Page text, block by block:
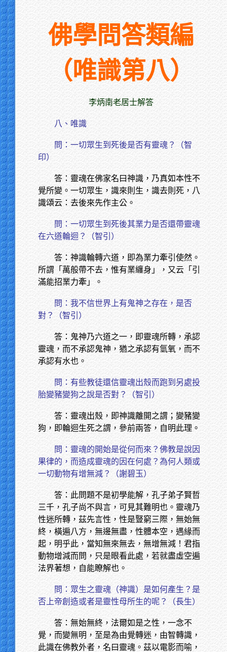
佛學問答類編
（唯識第八）
李炳南老居士解答
八、唯識
問：一切眾生到死後是否有靈魂？（智
印）
答：靈魂在佛家名曰神識，乃真如本性不
覺所變。一切眾生，識來則生，識去則死，八
識頌云：去後來先作主公。
問：一切眾生到死後其業力是否還帶靈魂
在六道輪迴？（智引）
答：神識輪轉六道，即為業力牽引使然。
所謂「萬般帶不去，惟有業纏身」，又云「引
滿能招業力牽」。
問：我不信世界上有鬼神之存在，是否
對？（智引）
答：鬼神乃六道之一，即靈魂所轉，承認
靈魂，而不承認鬼神，猶之承認有氫氧，而不
承認有水也。
問：有些教徒還信靈魂出殼而跑到另處投
胎變豬變狗之說是否對？（智引）
答：靈魂出殼，即神識離開之謂；變豬變
狗，即輪迴生死之謂，參前兩答，自明此理。
問：靈魂的開始是從何而來？佛教是說因
果律的，而造成靈魂的因在何處？為何人類或
一切動物有增無減？（謝碧玉）
答：此問題不是初學能解，孔子弟子賢哲
三千，孔子尚不與言，可見其難明也。靈魂乃
性迷所轉，茲先言性，性是豎窮三際，無始無
終，橫遍八方，無邊無盡，性體本空，遇緣而
起，明乎此，當知無來無去，無增無減！君指
動物增減而問，只是眼看此處，若就盡虛空遍
法界著想，自能瞭解也。
問：眾生之靈魂（神識）是如何產生？是
否上帝創造或者是靈性母所生的呢？（長生）
答：無始無終，法爾如是之性，一念不
覺，而變無明，至是為由覺轉迷，由智轉識，
此識在佛教外者，名曰靈魂。茲以電影而喻，